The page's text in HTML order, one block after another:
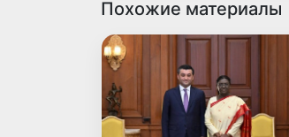
Похожие материалы